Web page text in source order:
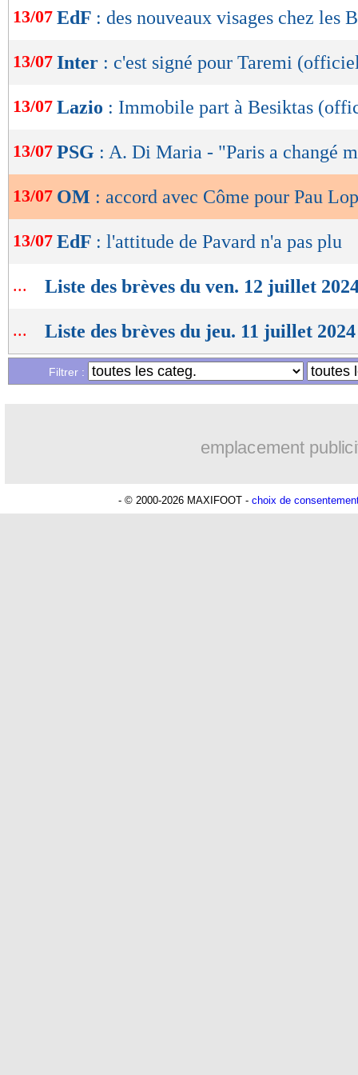
lecture
OK
13/07 EdF : des nouveaux visages chez les
13/07 Inter : c'est signé pour Taremi
13/07 Lazio : Immobile part à Besiktas
13/07 PSG : A. Di Maria - "Paris a changé
13/07 OM : accord avec Côme pour Pau
13/07 EdF : l'attitude de Pavard n'a pas plu
... Liste des brèves du ven. 12 juillet
... Liste des brèves du jeu. 11 juillet 2024
Filtrer :
emplacement
- © 2000-2026 MAXIFOOT - choix de